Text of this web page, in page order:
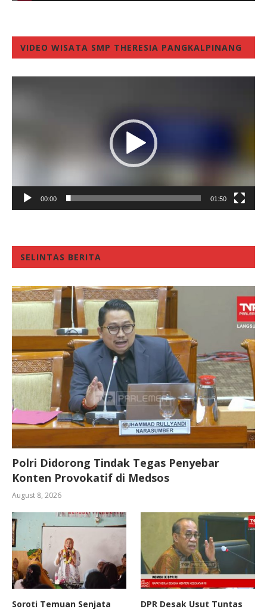
VIDEO WISATA SMP THERESIA PANGKALPINANG
00:00 01:50
SELINTAS BERITA
Polri Didorong Tindak Tegas Penyebar
Konten Provokatif di Medsos
August 8, 2026
Soroti Temuan Senjata
DPR Desak Usut Tuntas